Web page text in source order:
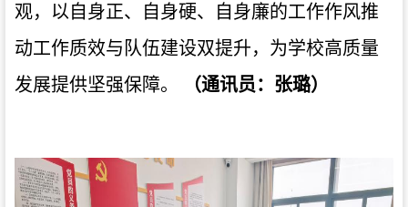
观，以自身正、自身硬、自身廉的工作作风推
动工作质效与队伍建设双提升，为学校高质量
发展提供坚强保障。
（通讯员：张璐）